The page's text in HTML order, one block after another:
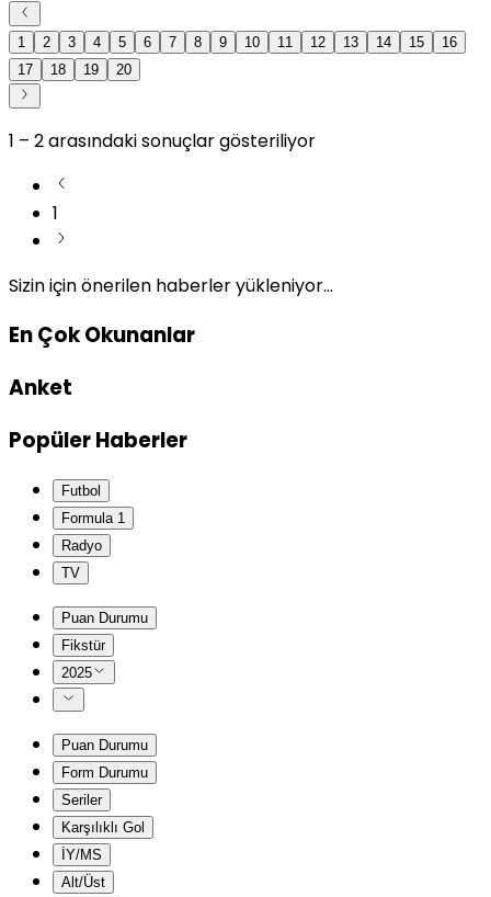
1 2 3 4 5 6 7 8 9 10 11 12 13 14 15
16
17
18 19 20
1 – 2arasındaki sonuçlar gösteriliyor
1
Sizin için önerilen haberler yükleniyor...
En Çok Okunanlar
Anket
Popüler Haberler
Futbol
Formula 1
Radyo
TV
Puan Durumu
Fikstür
2025
Puan Durumu
Form Durumu
Seriler
Karşılıklı Gol
İY/MS
Alt/Üst